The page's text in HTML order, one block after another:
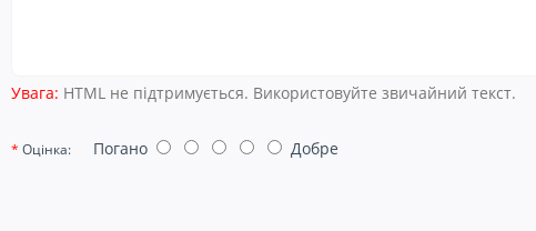
Увага: HTML не підтримується. Використовуйте звичайний текст.
Оцінка: Погано Добре